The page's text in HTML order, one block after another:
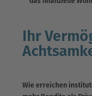
Ihr
Wie erreichen